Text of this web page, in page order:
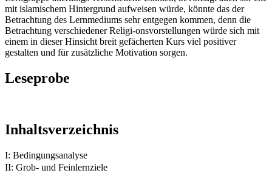
mit islamischem Hintergrund aufweisen würde, könnte das der
Betrachtung des Lernmediums sehr entgegen kommen, denn die
Betrachtung verschiedener Religi-onsvorstellungen würde sich mit
einem in dieser Hinsicht breit gefächerten Kurs viel positiver
gestalten und für zusätzliche Motivation sorgen.
Leseprobe
Inhaltsverzeichnis
I: Bedingungsanalyse
II: Grob- und Feinlernziele